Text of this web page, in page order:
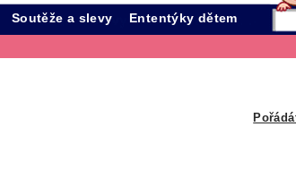
Soutěže a slevy Ententýky dětem